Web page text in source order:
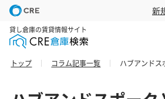
新
貸し倉庫の賃貸情報サイト
トップ コラム記事一覧